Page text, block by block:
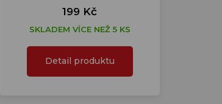
199 Kč
SKLADEM VÍCE NEŽ 5 KS
Detail produktu